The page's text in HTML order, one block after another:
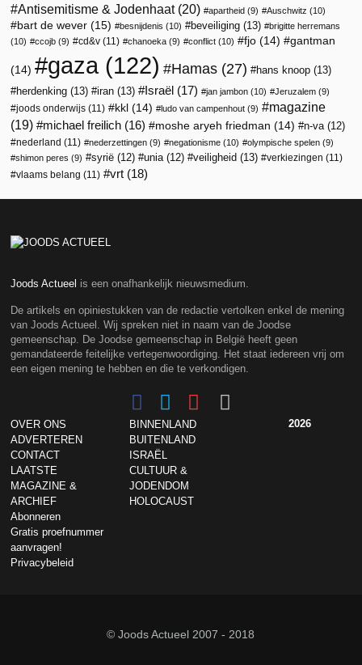
Antisemitisme & Jodenhaat(20) apartheid (9) Auschwitz (10)
bart de wever (15) besnijdenis (10) beveiliging (13)
brigitte herremans
(10)
ccojb (9) cd&v (11) chanoeka (9) conflict (10) fjo (14) gantman
(14) gaza (122) Hamas (27) hans knoop (13)
herdenking (13) iran (13) Israël (17) jan jambon (10) Jeruzalem (9)
joods onderwijs (11) kkl (14) ludo van campenhout (9)
magazine
(19)
michael freilich (16) moshe aryeh friedman (14) n-va (12)
nederland (11) nederzettingen (9) negationisme (10) olympische spelen (9)
shimon peres (9) syrië (12) unia (12) veiligheid (13) verkiezingen (11)
vlaams belang (11) vrt (18)
Joods Actueel is een onafhankelijk nieuwsmedium.
De artikels en opiniestukken van de redactie vertolken enkel de mening
van Joods Actueel. Wij spreken niet in naam van de Joodse
gemeenschap. De Joodse gemeenschap in België heeft geen
gemandateerde feitelijke vertegenwoordiging. Het staat iedereen vrij om
een eigen mening te hebben en die te verkondigen.
OVER ONS
ADVERTEREN
CONTACT
LAATSTE
MAGAZINE &
ARCHIEF
Abonneren
Gratis proefnummer
aanvragen!
Privacybeleid
BINNENLAND
BUITENLAND
ISRAËL
CULTUUR &
JODENDOM
HOLOCAUST
2026
© Joods Actueel 2007 - 2018